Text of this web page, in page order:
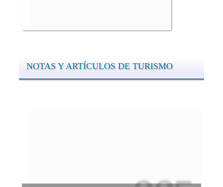
NOTAS Y ARTÍCULOS DE TURISMO